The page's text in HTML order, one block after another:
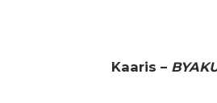
Kaaris –